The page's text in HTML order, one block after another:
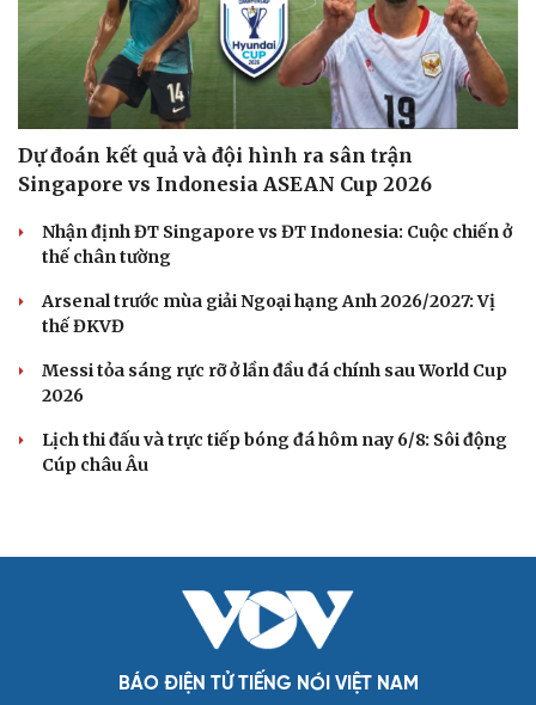
Dự đoán kết quả và đội hình ra sân trận
Singapore vs Indonesia ASEAN Cup 2026
Nhận định ĐT Singapore vs ĐT Indonesia: Cuộc chiến ở
thế chân tường
Arsenal trước mùa giải Ngoại hạng Anh 2026/2027: Vị
thế ĐKVĐ
Messi tỏa sáng rực rỡ ở lần đầu đá chính sau World Cup
2026
Lịch thi đấu và trực tiếp bóng đá hôm nay 6/8: Sôi động
Cúp châu Âu
BÁO ĐIỆN TỬ TIẾNG NÓI VIỆT NAM